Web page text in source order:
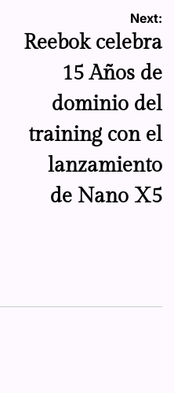
Next:
Reebok celebra
15 Años de
dominio del
training con el
lanzamiento
de Nano X5